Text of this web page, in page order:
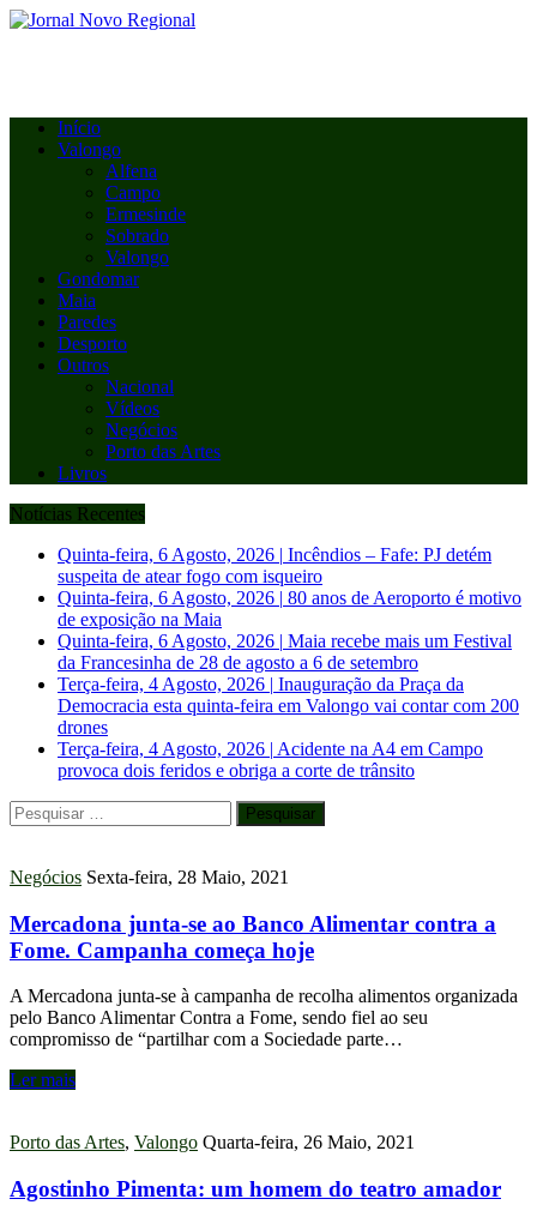
Início
Valongo
Alfena
Campo
Ermesinde
Sobrado
Valongo
Gondomar
Maia
Paredes
Desporto
Outros
Nacional
Vídeos
Negócios
Porto das Artes
Livros
Notícias Recentes
Quinta-feira, 6 Agosto, 2026 | Incêndios – Fafe: PJ detém
suspeita de atear fogo com isqueiro
Quinta-feira, 6 Agosto, 2026 | 80 anos de Aeroporto é motivo
de exposição na Maia
Quinta-feira, 6 Agosto, 2026 | Maia recebe mais um Festival
da Francesinha de 28 de agosto a 6 de setembro
Terça-feira, 4 Agosto, 2026 | Inauguração da Praça da
Democracia esta quinta-feira em Valongo vai contar com 200
drones
Terça-feira, 4 Agosto, 2026 | Acidente na A4 em Campo
provoca dois feridos e obriga a corte de trânsito
Pesquisar
por:
Negócios Sexta-feira, 28 Maio, 2021
Mercadona junta-se ao Banco Alimentar contra a
Fome. Campanha começa hoje
A Mercadona junta-se à campanha de recolha alimentos organizada
pelo Banco Alimentar Contra a Fome, sendo fiel ao seu
compromisso de “partilhar com a Sociedade parte…
Ler mais
Porto das Artes, Valongo Quarta-feira, 26 Maio, 2021
Agostinho Pimenta: um homem do teatro amador